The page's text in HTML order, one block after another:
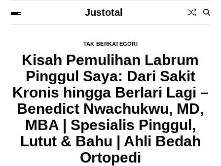
Justotal
TAK BERKATEGORI
Kisah Pemulihan Labrum
Pinggul Saya: Dari Sakit
Kronis hingga Berlari Lagi –
Benedict Nwachukwu, MD,
MBA | Spesialis Pinggul,
Lutut & Bahu | Ahli Bedah
Ortopedi